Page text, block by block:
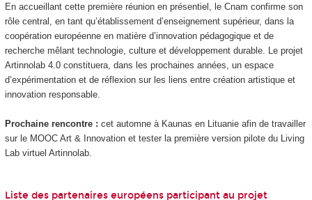
En accueillant cette première réunion en présentiel, le Cnam confirme son
rôle central, en tant qu’établissement d’enseignement supérieur, dans la
coopération européenne en matière d’innovation pédagogique et de
recherche mêlant technologie, culture et développement durable. Le projet
Artinnolab 4.0 constituera, dans les prochaines années, un espace
d’expérimentation et de réflexion sur les liens entre création artistique et
innovation responsable.
Prochaine rencontre : cet automne à Kaunas en Lituanie afin de travailler
sur le MOOCArt & Innovation et tester la première version pilote du Living
Lab virtuel Artinnolab.
Liste des partenaires européens participant au projet